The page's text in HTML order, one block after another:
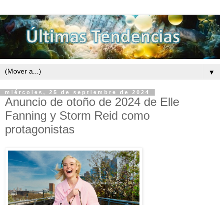
▼
miércoles, 25 de septiembre de 2024
Anuncio de otoño de 2024 de Elle
Fanning y Storm Reid como
protagonistas